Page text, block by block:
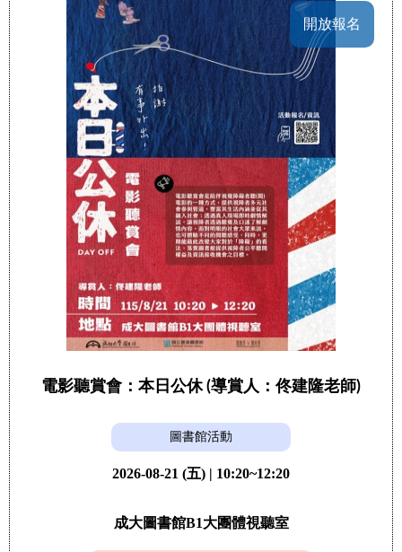
開放報名
電影聽賞會：本日公休 (導賞人：佟建隆老師)
圖書館活動
2026-08-21 (五) | 10:20~12:20
成大圖書館B1大團體視聽室